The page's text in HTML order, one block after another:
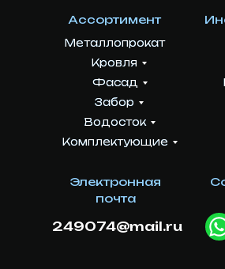
249074@mail.ru
Ассортимент
Комплектующие
Комплектующие
Водосток
Водосток
Электронная
почта
Забор
Забор
Фасад
Фасад
Кровля
Кровля
Металлопрокат
Металлопрокат